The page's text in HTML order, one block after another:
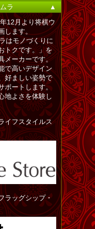
ラ
▲
12月より将棋ウ
します。
はモノづくりに
トクです。」を
メーカーです。
で高いデザイン
好ましい姿勢で
ポートします。
地よさを体験し
イフスタイルス
ラッグシップ・